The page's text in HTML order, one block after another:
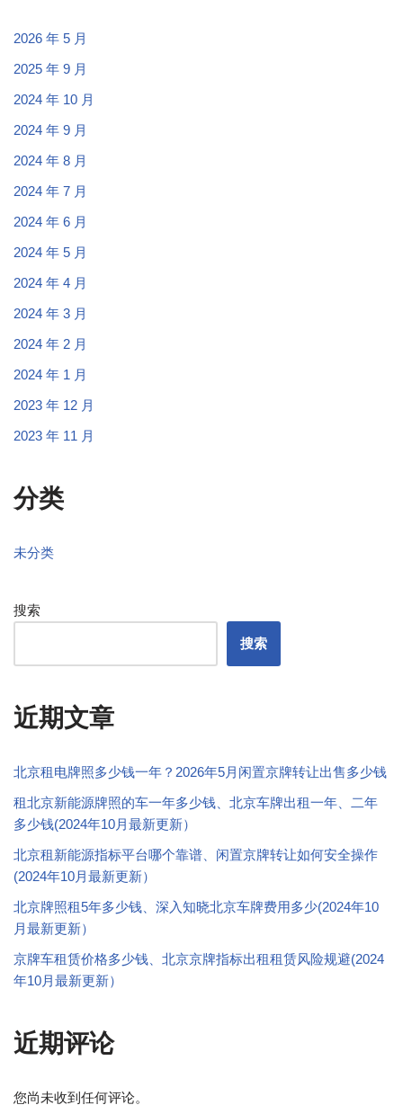
2026 年 5 月
2025 年 9 月
2024 年 10 月
2024 年 9 月
2024 年 8 月
2024 年 7 月
2024 年 6 月
2024 年 5 月
2024 年 4 月
2024 年 3 月
2024 年 2 月
2024 年 1 月
2023 年 12 月
2023 年 11 月
分类
未分类
搜索
搜索
近期文章
北京租电牌照多少钱一年？2026年5月闲置京牌转让出售多少钱
租北京新能源牌照的车一年多少钱、北京车牌出租一年、二年
多少钱(2024年10月最新更新）
北京租新能源指标平台哪个靠谱、闲置京牌转让如何安全操作
(2024年10月最新更新）
北京牌照租5年多少钱、深入知晓北京车牌费用多少(2024年10
月最新更新）
京牌车租赁价格多少钱、北京京牌指标出租租赁风险规避(2024
年10月最新更新）
近期评论
您尚未收到任何评论。